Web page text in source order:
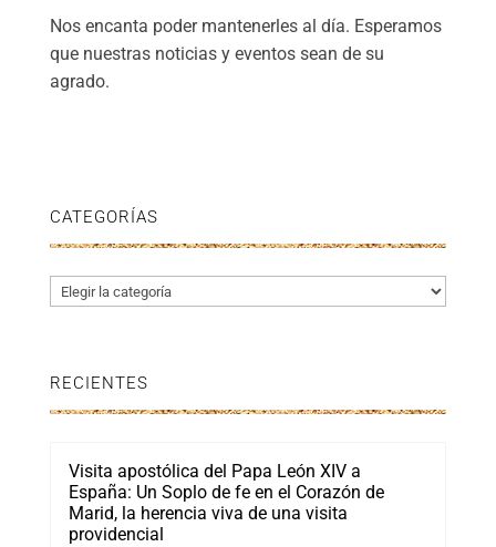
Nos encanta poder mantenerles al día. Esperamos
que nuestras noticias y eventos sean de su
agrado.
CATEGORÍAS
Categorías
RECIENTES
Visita apostólica del Papa León XIV a
España: Un Soplo de fe en el Corazón de
Marid, la herencia viva de una visita
providencial